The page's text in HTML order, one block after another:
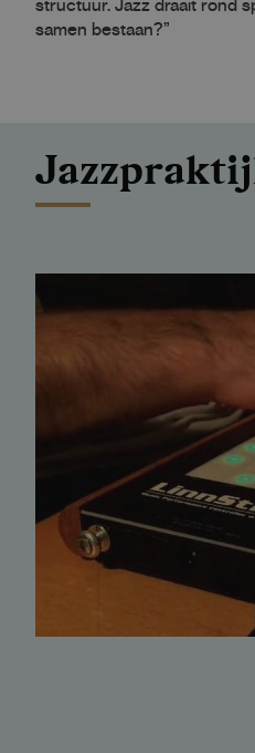
structuur. Jazz draait rond
samen bestaan?”